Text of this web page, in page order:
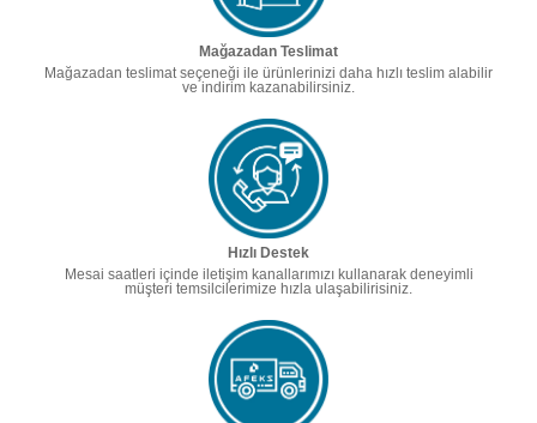
Mağazadan Teslimat
Mağazadan teslimat seçeneği ile ürünlerinizi daha hızlı teslim alabilir
ve indirim kazanabilirsiniz.
Hızlı Destek
Mesai saatleri içinde iletişim kanallarımızı kullanarak deneyimli
müşteri temsilcilerimize hızla ulaşabilirisiniz.